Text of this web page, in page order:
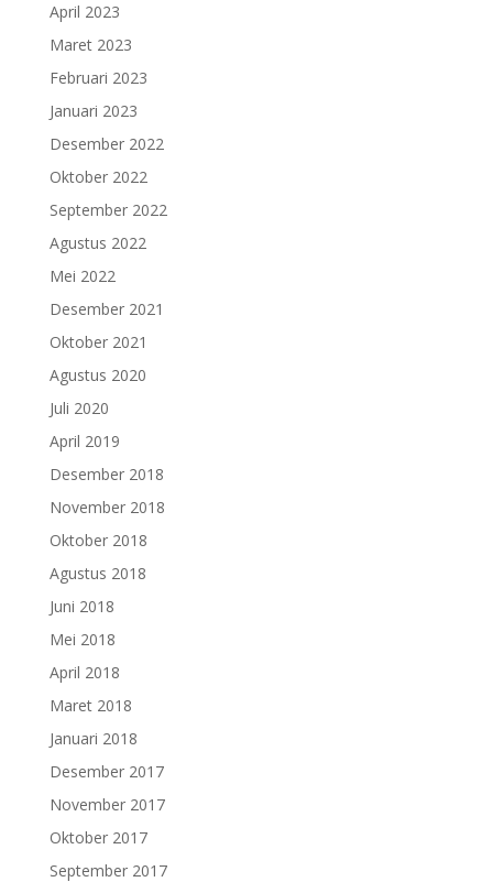
April 2023
Maret 2023
Februari 2023
Januari 2023
Desember 2022
Oktober 2022
September 2022
Agustus 2022
Mei 2022
Desember 2021
Oktober 2021
Agustus 2020
Juli 2020
April 2019
Desember 2018
November 2018
Oktober 2018
Agustus 2018
Juni 2018
Mei 2018
April 2018
Maret 2018
Januari 2018
Desember 2017
November 2017
Oktober 2017
September 2017